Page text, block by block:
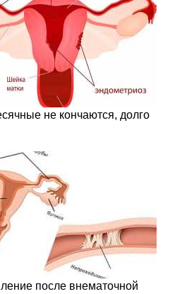
не кончаются, долго
после внематочной